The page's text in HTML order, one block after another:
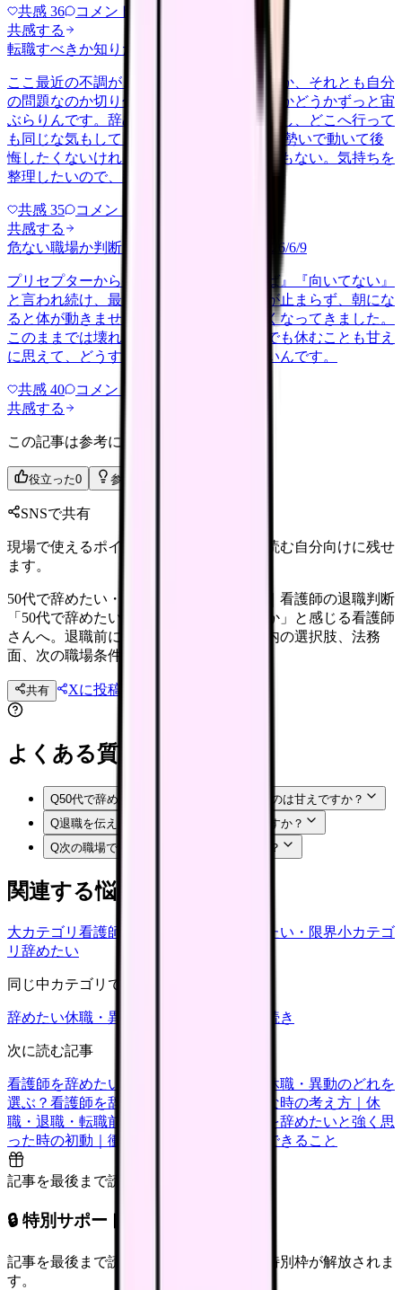
共感 36 コメント
共感する
転職すべきか知りたい
ここ最近の不調が、職場の環境のせいなのか、それとも自分
の問題なのか切り分けられず、転職すべきかどうかずっと宙
ぶらりんです。辞めれば楽になる気もするし、どこへ行って
も同じな気もして、決め手がありません。 勢いで動いて後
悔したくないけれど、このまま留まる根拠もない。気持ちを
整理したいので、判断材料の集…
共感 35 コメント
共感する
危ない職場か判断してほしい
2026/6/9
プリセプターから毎日のように『辞めれば』『向いてない』
と言われ続け、最近は職場が近づくと涙が止まらず、朝にな
ると体が動きません。食事も喉を通らなくなってきました。
このままでは壊れてしまう気がします。でも休むことも甘え
に思えて、どうすればいいのか分からないんです。
共感 40 コメント
共感する
この記事は参考になりましたか？
役立った0 参考になった
SNSで共有
現場で使えるポイントを、同僚やあとで読む自分向けに残せ
ます。
50代で辞めたい・あと10年をどう働くか｜看護師の退職判断
「50代で辞めたい・あと10年をどう働くか」と感じる看護師
さんへ。退職前に確認したい体調、職場内の選択肢、法務
面、次の職場条件を整理します。
共有 Xに投稿
よくある質問
Q50代で辞めたい・あと10年をどう働くかのは甘えですか？
Q退職を伝える前に何を準備すればいいですか？
Q次の職場では何を確認すればいいですか？
関連する悩みカテゴリ
大カテゴリ 看護師の悩み 辞めたい・限界小カテゴ
リ 辞めたい
同じ中カテゴリで見る
辞めたい休職・異動 退職手続き
次に読む記事
看護師を辞めたい時の判断基準｜転職・休職・異動のどれを
選ぶ？ 看護師を辞めたいけどお金が不安な時の考え方｜休
職・退職・転職前に確認すること
看護師を辞めたいと強く思
った時の初動｜衝動的に辞める前に今日できること
記事を最後まで読むと解放
🔒 特別サポート枠（未開放）
記事を最後まで読むと、転職サポートの特別枠が解放されま
す。